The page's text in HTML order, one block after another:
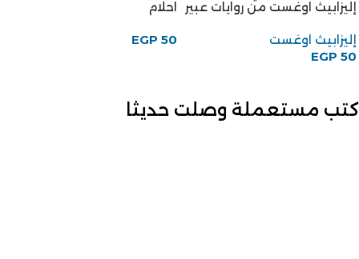
إليزابيث اوغست من روايات عبير
إليزابيث اوغست
EGP 50
احلام
EGP 50
كتب مستعملة وصلت حديثا